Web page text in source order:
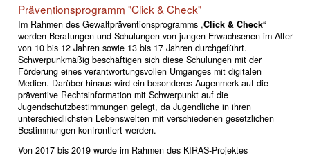
Präventionsprogramm "Click & Check"
Im Rahmen des Gewaltpräventionsprogramms „Click & Check“
werden Beratungen und Schulungen von jungen Erwachsenen im Alter
von 10 bis 12 Jahren sowie 13 bis 17 Jahren durchgeführt.
Schwerpunkmäßig beschäftigen sich diese Schulungen mit der
Förderung eines verantwortungsvollen Umganges mit digitalen
Medien. Darüber hinaus wird ein besonderes Augenmerk auf die
präventive Rechtsinformation mit Schwerpunkt auf die
Jugendschutzbestimmungen gelegt, da Jugendliche in ihren
unterschiedlichsten Lebenswelten mit verschiedenen gesetzlichen
Bestimmungen konfrontiert werden.
Von 2017 bis 2019 wurde im Rahmen des KIRAS-Projektes